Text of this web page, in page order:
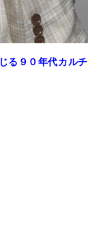
る９０年代カルチ